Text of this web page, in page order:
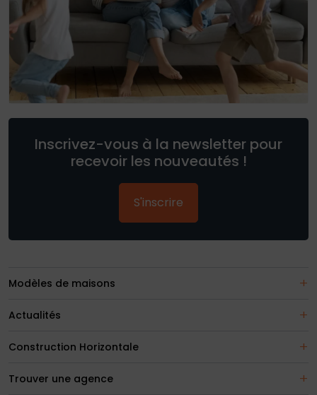
Inscrivez-vous à la newsletter pour
recevoir les nouveautés !
S'inscrire
Modèles de maisons
Actualités
Construction Horizontale
Trouver une agence